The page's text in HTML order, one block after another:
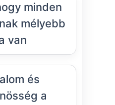
minden
mélyebb
van
és
a